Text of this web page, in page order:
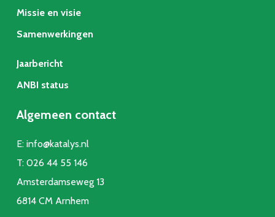
Missie en visie
Samenwerkingen
Jaarbericht
ANBI status
Algemeen contact
E: info@katalys.nl
T: 026 44 55 146
Amsterdamseweg 13
6814 CM Arnhem